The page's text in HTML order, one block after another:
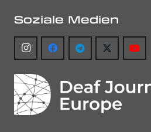
Soziale Medien